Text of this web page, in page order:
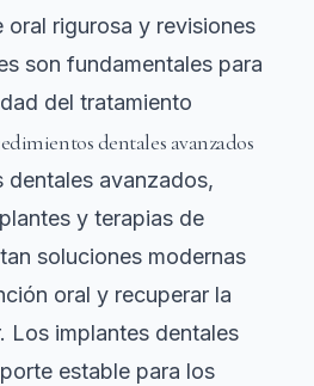
oral rigurosa y revisiones
son fundamentales para
del tratamiento
dentales avanzados
dentales avanzados,
y terapias de
soluciones modernas
oral y recuperar la
Los implantes dentales
estable para los